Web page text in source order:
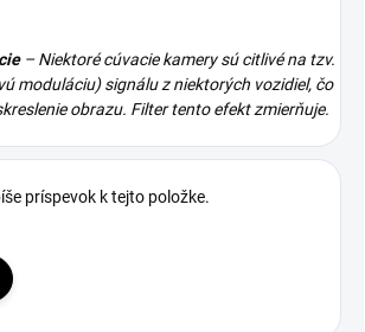
– Niektoré cúvacie kamery sú citlivé na tzv.
moduláciu) signálu z niektorých vozidiel, čo
obrazu. Filter tento efekt zmierňuje.
príspevok k tejto položke.